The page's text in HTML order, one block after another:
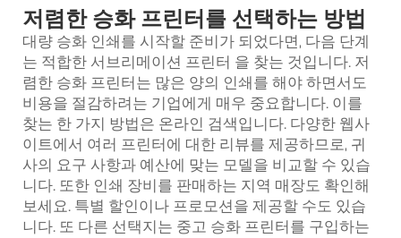
저렴한 승화 프린터를 선택하는 방법
대량 승화 인쇄를 시작할 준비가 되었다면, 다음 단계
는 적합한 서브리메이션 프린터 을 찾는 것입니다. 저
렴한 승화 프린터는 많은 양의 인쇄를 해야 하면서도
비용을 절감하려는 기업에게 매우 중요합니다. 이를
찾는 한 가지 방법은 온라인 검색입니다. 다양한 웹사
이트에서 여러 프린터에 대한 리뷰를 제공하므로, 귀
사의 요구 사항과 예산에 맞는 모델을 비교할 수 있습
니다. 또한 인쇄 장비를 판매하는 지역 매장도 확인해
보세요. 특별 할인이나 프로모션을 제공할 수도 있습
니다. 또 다른 선택지는 중고 승화 프린터를 구입하는